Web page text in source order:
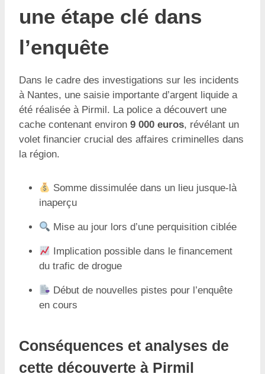
une étape clé dans
l’enquête
Dans le cadre des investigations sur les incidents
à Nantes, une saisie importante d’argent liquide a
été réalisée à Pirmil. La police a découvert une
cache contenant environ 9 000 euros, révélant un
volet financier crucial des affaires criminelles dans
la région.
Somme dissimulée dans un lieu jusque-là
inaperçu
Mise au jour lors d’une perquisition ciblée
Implication possible dans le financement
du trafic de drogue
Début de nouvelles pistes pour l’enquête
en cours
Conséquences et analyses de
cette découverte à Pirmil